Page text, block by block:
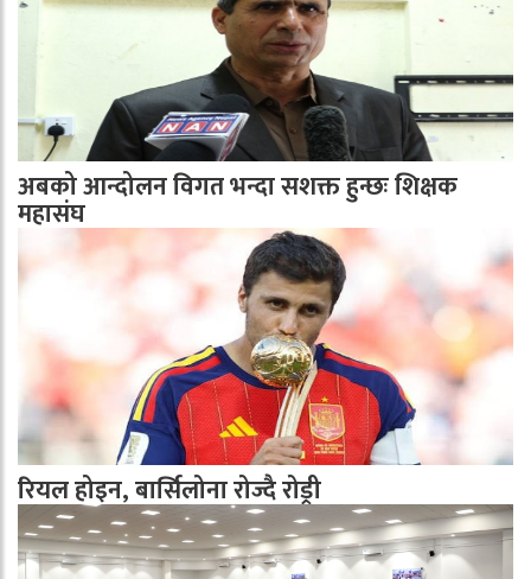
अबको आन्दोलन विगत भन्दा सशक्त हुन्छः शिक्षक
महासंघ
रियल होइन, बार्सिलोना रोज्दै रोड्री